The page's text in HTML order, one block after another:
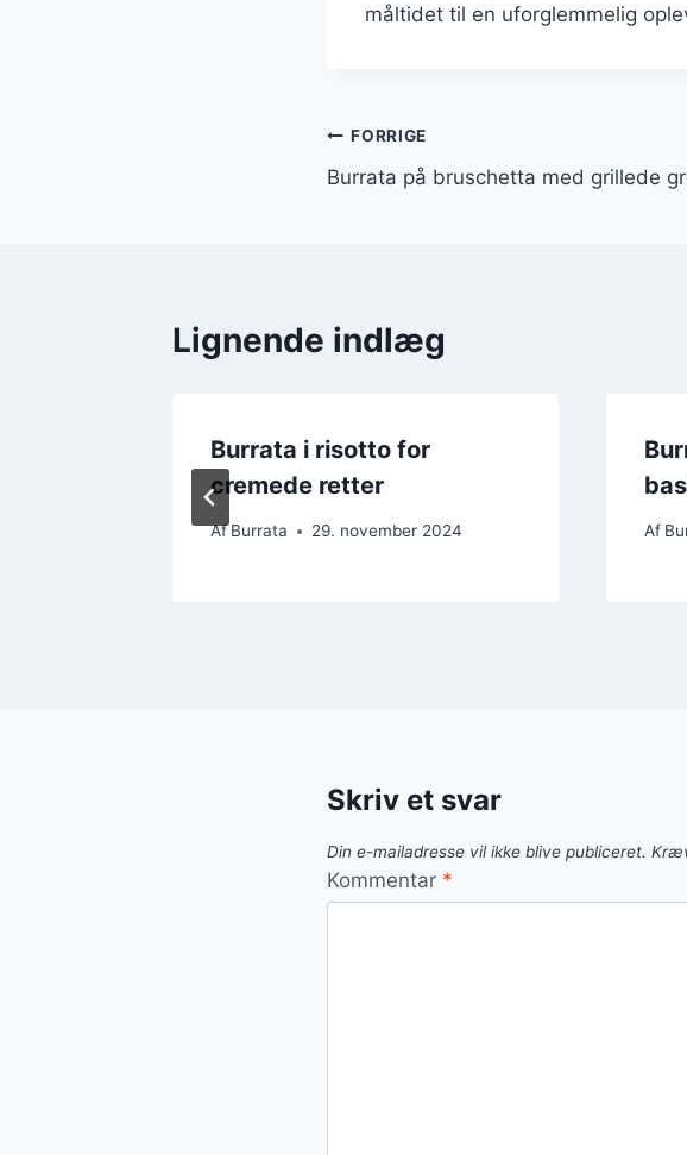
måltidet til en uforglemmelig
Indlægsnavigation
FORRIGE
Burrata på bruschetta med grillede
Lignende indlæg
Burrata i risotto for
cremede retter
Af Burrata 29. november 2024 Af
Skriv et svar
Din e-mailadresse vil ikke blive publiceret.
Kommentar *